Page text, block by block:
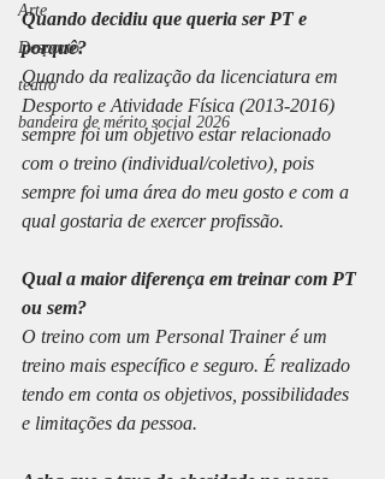
Arte
Desporto
teatro
bandeira de mérito social 2026
Quando decidiu que queria ser PT e
porquê?
Quando da realização da licenciatura em
Desporto e Atividade Física (2013-2016)
sempre foi um objetivo estar relacionado
com o treino (individual/coletivo), pois
sempre foi uma área do meu gosto e com a
qual gostaria de exercer profissão.
Qual a maior diferença em treinar com PT
ou sem?
O treino com um Personal Trainer é um
treino mais específico e seguro. É realizado
tendo em conta os objetivos, possibilidades
e limitações da pessoa.